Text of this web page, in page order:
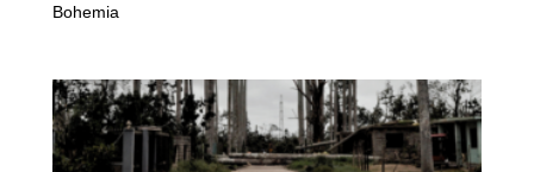
Bohemia